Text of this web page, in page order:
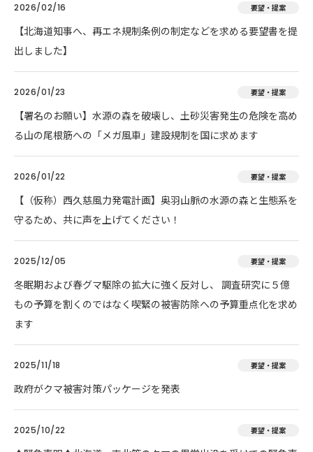
2026/02/16 要望・提案
【北海道知事へ、再エネ規制条例の制定などを求める要望書を提
出しました】
2026/01/23 要望・提案
【署名のお願い】水源の森を破壊し、土砂災害発生の危険を高め
る山の尾根筋への「メガ風車」建設規制を国に求めます
2026/01/22 要望・提案
【（仮称）西久慈風力発電計画】奥羽山脈の水源の森と生態系を
守るため、共に声を上げてください！
2025/12/05 要望・提案
冬眠期および春グマ駆除の拡大に強く反対し、 調査研究に５億
もの予算を割くのではなく喫緊の被害防除への予算重点化を求め
ます
2025/11/18 要望・提案
政府がクマ被害対策パッケージを発表
2025/10/22 要望・提案